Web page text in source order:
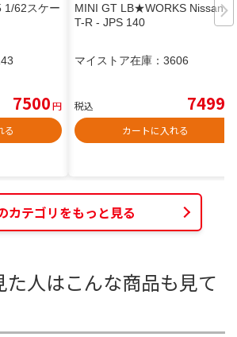
1/62スケー
7500円
る
MINI GT LB★WORKS Nissan G
T-R - JPS 140
マイストア在庫： 3606
税込 7499
カートに入れる
カテゴリをもっと見る
た人はこんな商品も見て